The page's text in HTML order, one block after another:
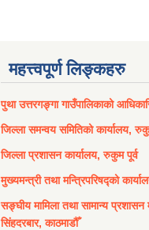
महत्त्वपूर्ण लिङ्कहरु
पुथा उत्तरगङ्गा गाउँपालिकाको
जिल्ला समन्वय समितिको कार्यालय,
जिल्ला प्रशासन कार्यालय, रुकुम पूर्व
मुख्यमन्त्री तथा मन्त्रिपरिषद्को
सङ्घीय मामिला तथा सामान्य प्रशासन
सिंहदरबार, काठमाडौँ